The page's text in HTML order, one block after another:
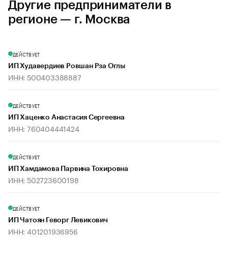
Другие предприниматели в
регионе — г. Москва
ДЕЙСТВУЕТ
ИП Худавердиев Ровшан Рза Оглы
ИНН: 500403388887
ДЕЙСТВУЕТ
ИП Хаценко Анастасия Сергеевна
ИНН: 760404441424
ДЕЙСТВУЕТ
ИП Хамдамова Парвина Тохировна
ИНН: 502723600198
ДЕЙСТВУЕТ
ИП Чатоян Геворг Левикович
ИНН: 401201936956